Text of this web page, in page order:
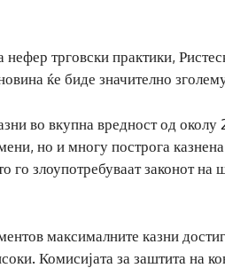
трговски практики,
ќе биде значително
во вкупна вредност од
но и многу построга
го злоупотребуваат законот
максималните казни
Комисијата за заштита на